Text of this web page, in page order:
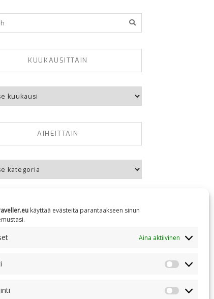
käyttää evästeitä parantaakseen sinun
Aina aktiivinen
Tilastointi
KUUKAUSITTAIN
AIHEITTAIN